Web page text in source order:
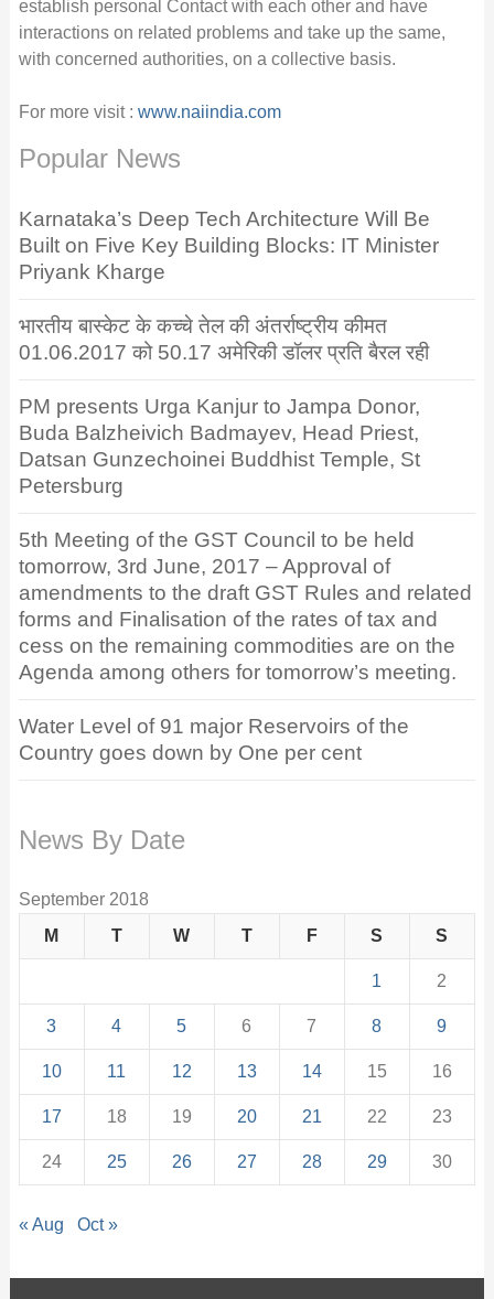
establish personal Contact with each other and have
interactions on related problems and take up the same,
with concerned authorities, on a collective basis.
For more visit : www.naiindia.com
Popular News
Karnataka’s Deep Tech Architecture Will Be
Built on Five Key Building Blocks: IT Minister
Priyank Kharge
भारतीय बास्केट के कच्चे तेल की अंतर्राष्ट्रीय कीमत
01.06.2017 को 50.17 अमेरिकी डॉलर प्रति बैरल रही
PM presents Urga Kanjur to Jampa Donor,
Buda Balzheivich Badmayev, Head Priest,
Datsan Gunzechoinei Buddhist Temple, St
Petersburg
5th Meeting of the GST Council to be held
tomorrow, 3rd June, 2017 – Approval of
amendments to the draft GST Rules and related
forms and Finalisation of the rates of tax and
cess on the remaining commodities are on the
Agenda among others for tomorrow’s meeting.
Water Level of 91 major Reservoirs of the
Country goes down by One per cent
News By Date
September 2018
M
T W T F S S
1 2
3 4 5 6 7 8 9
10 11 12 13 14 15 16
17 18 19 20 21 22 23
24 25 26 27 28 29 30
« Aug Oct »